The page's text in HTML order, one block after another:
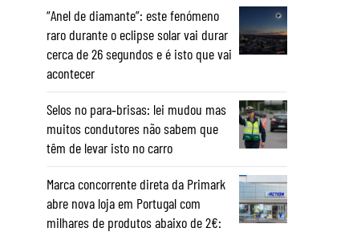
“Anel de diamante”: este fenómeno
raro durante o eclipse solar vai durar
cerca de 26 segundos e é isto que vai
acontecer
Selos no para‑brisas: lei mudou mas
muitos condutores não sabem que
têm de levar isto no carro
Marca concorrente direta da Primark
abre nova loja em Portugal com
milhares de produtos abaixo de 2€: